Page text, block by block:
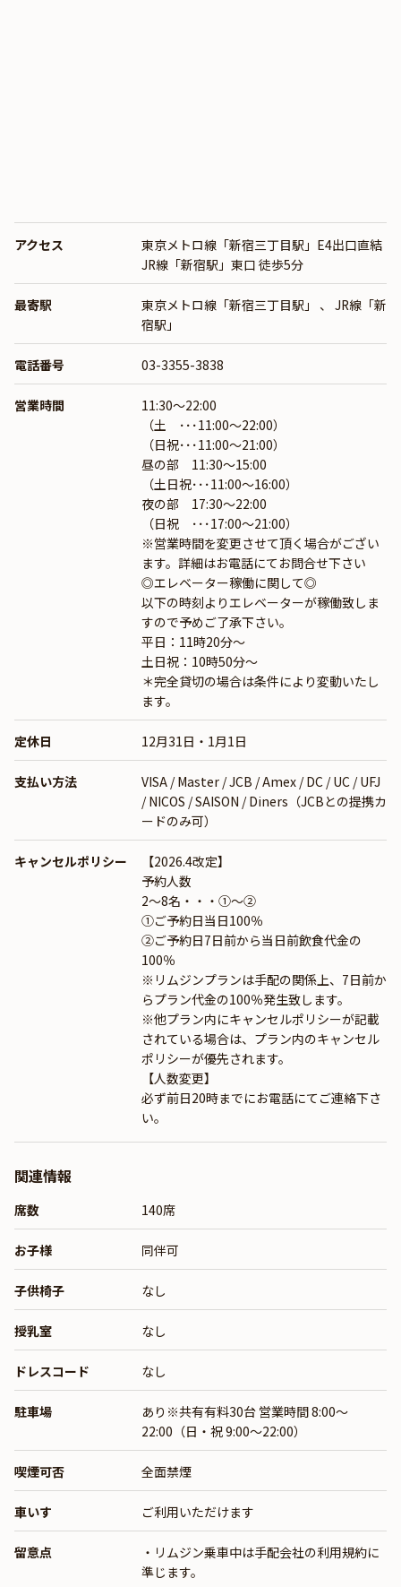
アクセス
東京メトロ線「新宿三丁目駅」E4出口直結
JR線「新宿駅」東口 徒歩5分
最寄駅 東京メトロ線「新宿三丁目駅」 、 JR線「新
宿駅」
電話番号 03-3355-3838
営業時間
11:30～22:00
（土 ･･･11:00～22:00）
（日祝･･･11:00～21:00）
昼の部 11:30～15:00
（土日祝･･･11:00～16:00）
夜の部 17:30～22:00
（日祝 ･･･17:00～21:00）
※営業時間を変更させて頂く場合がござい
ます。詳細はお電話にてお問合せ下さい
◎エレベーター稼働に関して◎
以下の時刻よりエレベーターが稼働致しま
すので予めご了承下さい。
平日：11時20分～
土日祝：10時50分～
＊完全貸切の場合は条件により変動いたし
ます。
定休日 12月31日・1月1日
支払い方法
VISA / Master / JCB / Amex / DC / UC / UFJ
/ NICOS / SAISON / Diners（JCBとの提携カ
ードのみ可）
キャンセルポリシー
【2026.4改定】
予約人数
2～8名・・・①～②
①ご予約日当日100％
②ご予約日7日前から当日前飲食代金の
100％
※リムジンプランは手配の関係上、7日前か
らプラン代金の100％発生致します。
※他プラン内にキャンセルポリシーが記載
されている場合は、プラン内のキャンセル
ポリシーが優先されます。
【人数変更】
必ず前日20時までにお電話にてご連絡下さ
い。
関連情報
席数 140席
お子様 同伴可
子供椅子 なし
授乳室 なし
ドレスコード なし
駐車場
あり※共有有料30台 営業時間 8:00～
22:00（日・祝 9:00～22:00）
喫煙可否 全面禁煙
車いす ご利用いただけます
留意点
・リムジン乗車中は手配会社の利用規約に
準じます。